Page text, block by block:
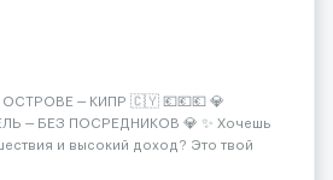
— КИПР 🇨🇾 💶💶💶 💎
— БЕЗ ПОСРЕДНИКОВ 💎 ✨ Хочешь
и высокий доход? Это твой